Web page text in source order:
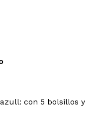
con 5 bolsillos y